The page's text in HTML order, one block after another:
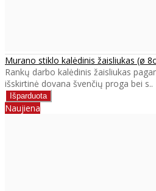
Murano stiklo kalėdinis žaisliukas (ø
Rankų darbo kalėdinis žaisliukas
išskirtinė dovana švenčių proga bei s..
Naujiena